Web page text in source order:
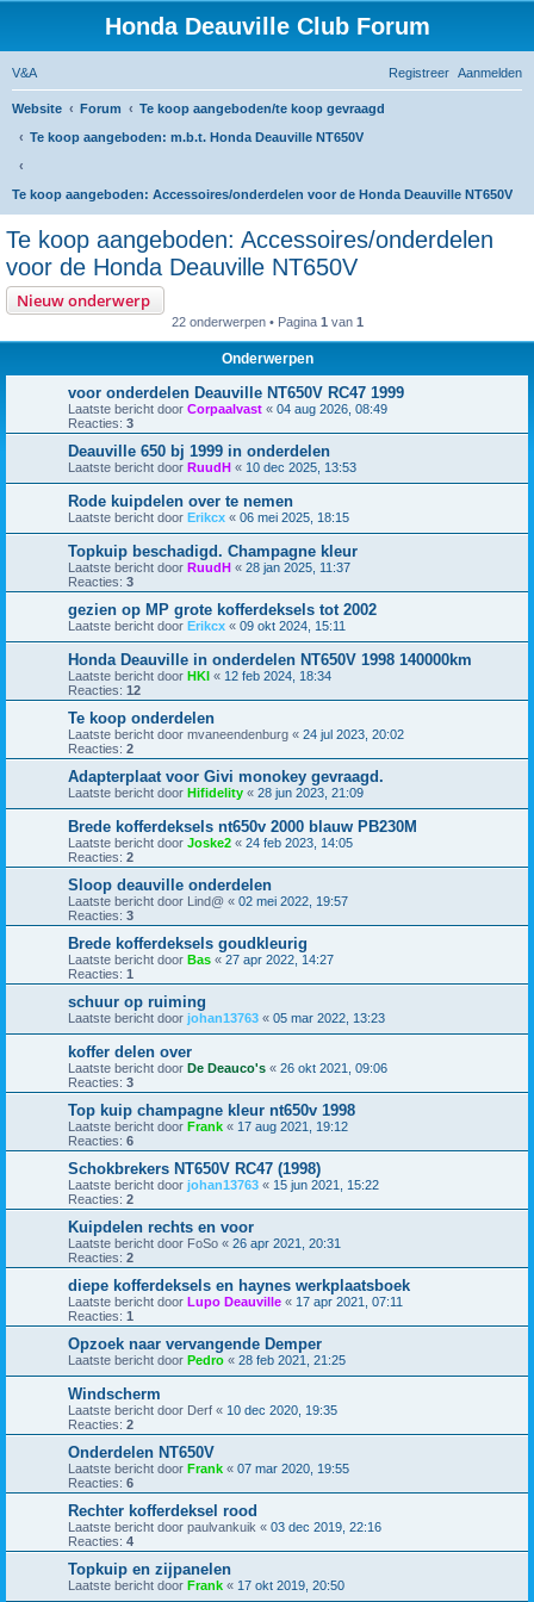
Honda Deauville Club Forum
V&A Aanmelden
Registreer
Website Forum
Te koop aangeboden/te koop gevraagd
Te koop aangeboden: m.b.t. Honda Deauville NT650V
Te koop aangeboden: Accessoires/onderdelen voor de Honda Deauville NT650V
Te koop aangeboden: Accessoires/onderdelen
voor de Honda Deauville NT650V
Nieuw onderwerp
22 onderwerpen • Pagina 1 van 1
Onderwerpen
voor onderdelen Deauville NT650V RC47 1999
Laatste bericht door Corpaalvast « 04 aug 2026, 08:49
Reacties: 3
Deauville 650 bj 1999 in onderdelen
Laatste bericht door RuudH « 10 dec 2025, 13:53
Rode kuipdelen over te nemen
Laatste bericht door Erikcx « 06 mei 2025, 18:15
Topkuip beschadigd. Champagne kleur
Laatste bericht door RuudH « 28 jan 2025, 11:37
Reacties: 3
gezien op MP grote kofferdeksels tot 2002
Laatste bericht door Erikcx « 09 okt 2024, 15:11
Honda Deauville in onderdelen NT650V 1998 140000km
Laatste bericht door HKI « 12 feb 2024, 18:34
Reacties: 12
Te koop onderdelen
Laatste bericht door mvaneendenburg « 24 jul 2023, 20:02
Reacties: 2
Adapterplaat voor Givi monokey gevraagd.
Laatste bericht door Hifidelity « 28 jun 2023, 21:09
Brede kofferdeksels nt650v 2000 blauw PB230M
Laatste bericht door Joske2 « 24 feb 2023, 14:05
Reacties: 2
Sloop deauville onderdelen
Laatste bericht door Lind@ « 02 mei 2022, 19:57
Reacties: 3
Brede kofferdeksels goudkleurig
Laatste bericht door Bas « 27 apr 2022, 14:27
Reacties: 1
schuur op ruiming
Laatste bericht door johan13763 « 05 mar 2022, 13:23
koffer delen over
Laatste bericht door De Deauco's « 26 okt 2021, 09:06
Reacties: 3
Top kuip champagne kleur nt650v 1998
Laatste bericht door Frank « 17 aug 2021, 19:12
Reacties: 6
Schokbrekers NT650V RC47 (1998)
Laatste bericht door johan13763 « 15 jun 2021, 15:22
Reacties: 2
Kuipdelen rechts en voor
Laatste bericht door FoSo « 26 apr 2021, 20:31
Reacties: 2
diepe kofferdeksels en haynes werkplaatsboek
Laatste bericht door Lupo Deauville « 17 apr 2021, 07:11
Reacties: 1
Opzoek naar vervangende Demper
Laatste bericht door Pedro « 28 feb 2021, 21:25
Windscherm
Laatste bericht door Derf « 10 dec 2020, 19:35
Reacties: 2
Onderdelen NT650V
Laatste bericht door Frank « 07 mar 2020, 19:55
Reacties: 6
Rechter kofferdeksel rood
Laatste bericht door paulvankuik « 03 dec 2019, 22:16
Reacties: 4
Topkuip en zijpanelen
Laatste bericht door Frank « 17 okt 2019, 20:50